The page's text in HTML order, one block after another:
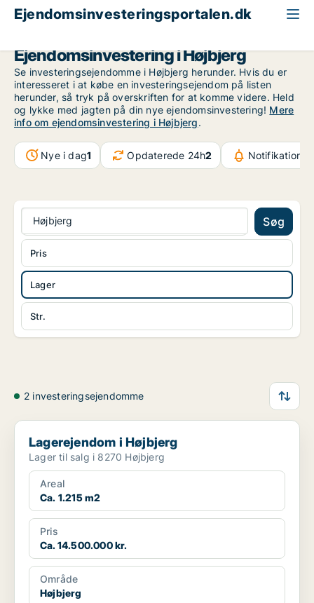
Ejendomsinvesteringsportalen.dk
Ejendomsinvestering i Højbjerg
Se investeringsejendomme i Højbjerg herunder. Hvis du er
interesseret i at købe en investeringsejendom på listen
herunder, så tryk på overskriften for at komme videre. Held
og lykke med jagten på din nye ejendomsinvestering! Mere
info om ejendomsinvestering i Højbjerg.
Nye i dag1 Opdaterede 24h2
Højbjerg Søg
Lager
Str.
Pris
2 investeringsejendomme
Lagerejendom i Højbjerg
Lagerejendom i Højbjerg
Lager til salg i 8270 Højbjerg
Areal
Ca. 1.215 m2
Pris
Ca. 14.500.000 kr.
Område
Højbjerg